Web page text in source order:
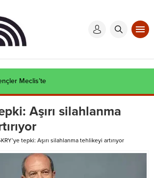
et operasyonu
Aşırı silahlanma
tepki: Aşırı silahlanma tehlikeyi artırıyor